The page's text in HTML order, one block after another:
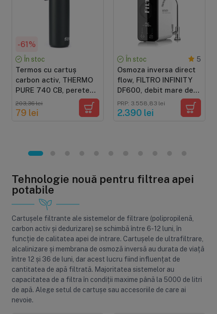
-61%
În stoc
Termos cu cartuș
carbon activ, THERMO
PURE 740 CB, perete
dublu cu vacuum
pentru etansare
203,36 lei
79 lei
În stoc 5
Osmoza inversa direct
flow, FILTRO INFINITY
DF600, debit mare de
600GPD, fara bazin,
pompa booster, display
PRP: 3.558,83 lei
2.390 lei
Tehnologie nouă pentru filtrea apei
potabile
Cartușele filtrante ale sistemelor de filtrare (polipropilenă,
carbon activ și dedurizare) se schimbă între 6-12 luni, în
funcție de calitatea apei de intrare. Cartușele de ultrafiltrare,
alcalinizare și membrana de osmoză inversă au durata de viață
între 12 și 36 de luni, dar acest lucru fiind influențat de
cantitatea de apă filtrată. Majoritatea sistemelor au
capacitatea de a filtra în condiții maxime până la 5000 de litri
de apă. Alege setul de cartușe sau accesoriile de care ai
nevoie.